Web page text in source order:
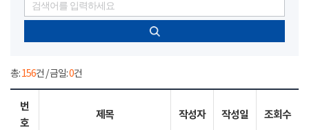
총:156건 / 금일:0건
번
호
제목 작성자 작성일 조회수